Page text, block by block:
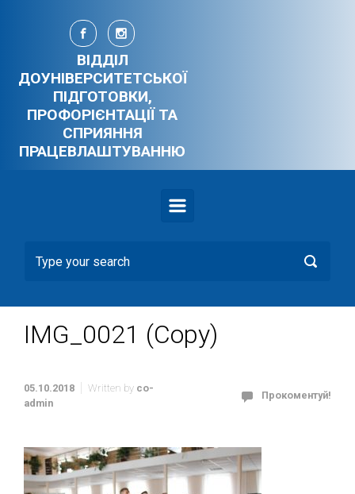
Skip to main content
ВІДДІЛ
ДОУНІВЕРСИТЕТСЬКОЇ
ПІДГОТОВКИ,
ПРОФОРІЄНТАЦІЇ ТА
СПРИЯННЯ
ПРАЦЕВЛАШТУВАННЮ
IMG_0021 (Copy)
05.10.2018 Written by co-
admin
Прокоментуй!